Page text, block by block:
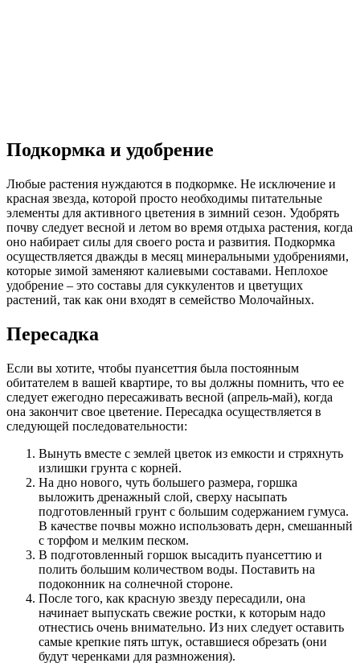
Подкормка и удобрение
Любые растения нуждаются в подкормке. Не исключение и
красная звезда, которой просто необходимы питательные
элементы для активного цветения в зимний сезон. Удобрять
почву следует весной и летом во время отдыха растения, когда
оно набирает силы для своего роста и развития. Подкормка
осуществляется дважды в месяц минеральными удобрениями,
которые зимой заменяют калиевыми составами. Неплохое
удобрение – это составы для суккулентов и цветущих
растений, так как они входят в семейство Молочайных.
Пересадка
Если вы хотите, чтобы пуансеттия была постоянным
обитателем в вашей квартире, то вы должны помнить, что ее
следует ежегодно пересаживать весной (апрель-май), когда
она закончит свое цветение. Пересадка осуществляется в
следующей последовательности:
Вынуть вместе с землей цветок из емкости и стряхнуть
излишки грунта с корней.
На дно нового, чуть большего размера, горшка
выложить дренажный слой, сверху насыпать
подготовленный грунт с большим содержанием гумуса.
В качестве почвы можно использовать дерн, смешанный
с торфом и мелким песком.
В подготовленный горшок высадить пуансеттию и
полить большим количеством воды. Поставить на
подоконник на солнечной стороне.
После того, как красную звезду пересадили, она
начинает выпускать свежие ростки, к которым надо
отнестись очень внимательно. Из них следует оставить
самые крепкие пять штук, оставшиеся обрезать (они
будут черенками для размножения).